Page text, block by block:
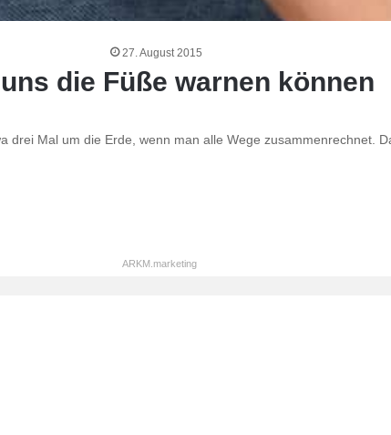
27. August 2015
die Füße warnen können
drei Mal um die Erde, wenn man alle Wege zusammenrechnet.
ARKM.marketing